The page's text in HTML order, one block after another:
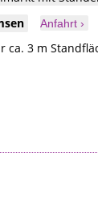
Anfahrt ›
3 m